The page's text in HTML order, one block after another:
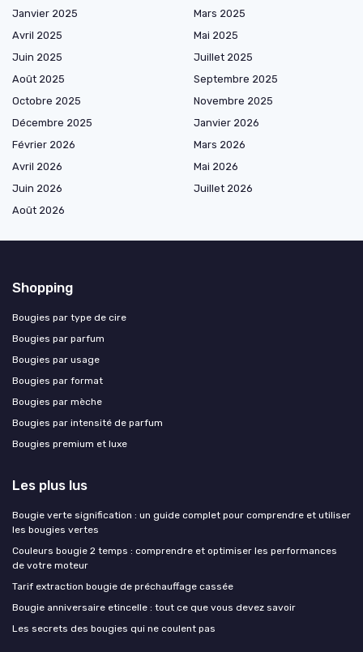
Janvier 2025
Mars 2025
Avril 2025
Mai 2025
Juin 2025
Juillet 2025
Août 2025
Septembre 2025
Octobre 2025
Novembre 2025
Décembre 2025
Janvier 2026
Février 2026
Mars 2026
Avril 2026
Mai 2026
Juin 2026
Juillet 2026
Août 2026
Shopping
Bougies par type de cire
Bougies par parfum
Bougies par usage
Bougies par format
Bougies par mèche
Bougies par intensité de parfum
Bougies premium et luxe
Les plus lus
Bougie verte signification : un guide complet pour comprendre et utiliser
les bougies vertes
Couleurs bougie 2 temps : comprendre et optimiser les performances
de votre moteur
Tarif extraction bougie de préchauffage cassée
Bougie anniversaire etincelle : tout ce que vous devez savoir
Les secrets des bougies qui ne coulent pas